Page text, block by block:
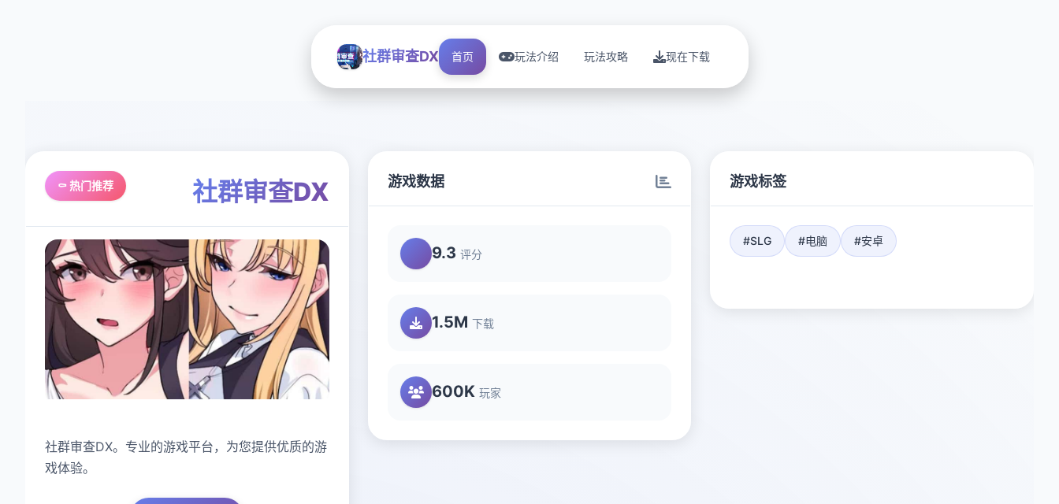
社群审查DX 首页 玩法介绍 玩法攻略 现在下载
⚰️ 热门推荐 社群审查DX
社群审查DX。专业的游戏平台，为您提供优质的游
戏体验。
游戏数据
9.3 评分
1.5M 下载
600K 玩家
游戏标签
#SLG #电脑 #安卓